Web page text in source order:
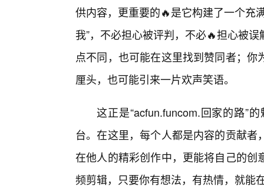
供内容，更重要的🔥是它构建了一个充
我”，不必担心被评判，不必🔥担心被
点不同，也可能在这里找到赞同者；
厘头，也可能引来一片欢声笑语。
这正是“acfun.funcom.回家的路”
台。在这里，每个人都是内容的贡献
在他人的精彩创作中，更能将自己的
频剪辑，只要你有想法，有热情，就能